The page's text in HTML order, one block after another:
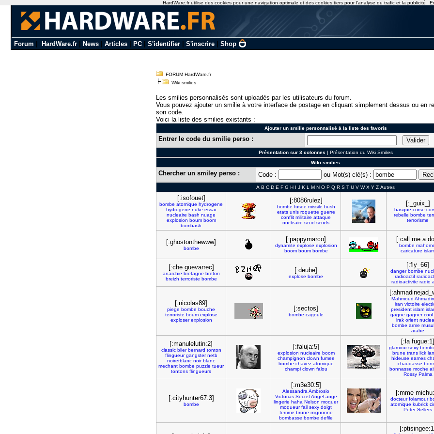
Forum HardWare.fr| News| Articles| PC| S'identifier| S'inscrire| Shop
FORUM HardWare.fr
Wiki smilies
Les smilies personnalisés sont uploadés par les utilisateurs du forum.
Vous pouvez ajouter un smilie à votre interface de postage en cliquant simplement dessus ou en
son code.
Voici la liste des smilies existants :
Ajouter un smilie personnalisé à la liste des favoris
Entrer le code du smilie perso :
Présentation sur 3 colonnes | Présentation du Wiki Smilies
Wiki smilies
Chercher un smiley perso : Code : ou Mot(s) clé(s) :
A B C D E F G H I J K L M N O P Q R S T U V W X Y Z Autres
[:isofouet]
bombe atomique hydrogene
hydrogene nuke essai
nucleaire bash nuage
explosion boum boom
bombash
[:8086rulez]
bombe fusee missile bush
etats unis roquette guerre
conflit militaire attaque
nucleaire scud scuds
[:_guix_]
basque corse
rebelle bombe
terrorisme
[:ghostonthewww]
bombe
[:pappymarco]
dynamite explose explosion
boom boum bombe
[:call me a
bombe
caricature
[:che guevarrec]
anarchie bretagne breton
breizh terroriste bombe
[:deube]
explose bombe
[:fly_66]
danger bombe
radioactif
radioactivite radio
[:nicolas89]
piege bombe bouche
terroriste boum explose
exploser explosion
[:sectos]
bombe cagoule
Mahmoud
iran victoire
president islam
gagne gagner cool
irak orient
bombe arme
arabe
[:manulelutin:2]
classic blier bernard tonton
flingueur gangster netb
noiretblanc noir blanc
mechant bombe puzzle tueur
tontons flingueurs
[:faluja:5]
explosion nucleaire boom
champignon clown fumee
bombe chavez atomique
champi clown falou
[:la fugue:1]
glamour sexy
brune trans lick
hideuse eames
chaudasse
bonnasse moche
Rossy Palma
[:cityhunter67:3]
bombe
[:m3e30:5]
Alessandra Ambrosio
Victorias Secret Angel ange
lingerie haha Nelson moquer
moqueur fail sexy doigt
femme brune mignonne
bombasse bombe defile
[:mme
docteur folamour
atomique kubrick
Peter Sellers
HardWare.fr utilise des cookies pour une navigation optimale et des cookies tiers pour l'analyse du trafic et la publicité